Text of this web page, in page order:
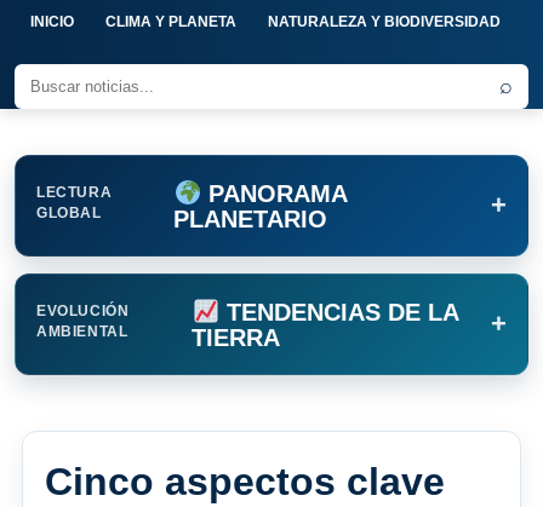
INICIO CLIMA Y PLANETA NATURALEZA Y BIODIVERSIDAD
⌕
LECTURA
GLOBAL
PANORAMA
PLANETARIO
+
EVOLUCIÓN
AMBIENTAL
TENDENCIAS DE LA
TIERRA
+
Cinco aspectos clave